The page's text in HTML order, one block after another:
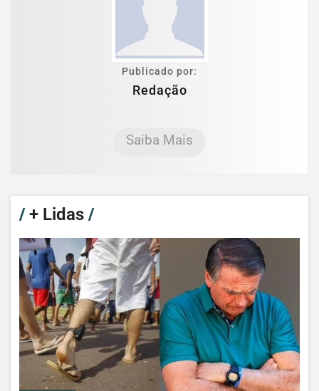
Publicado por:
Redação
Saiba Mais
/+ Lidas /